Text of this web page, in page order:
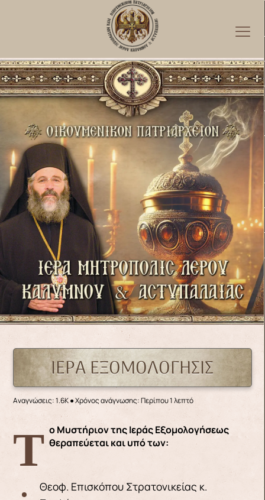
ΙΕΡΑ ΕΞΟΜΟΛΟΓΗΣΙΣ
Αναγνώσεις: 1.6K● Χρόνος ανάγνωσης: Περίπου 1 λεπτό
Το Μυστήριον της Ιεράς Εξομολογήσεως θεραπεύεται και υπό των:
Θεοφ. Επισκόπου Στρατονικείας κ.